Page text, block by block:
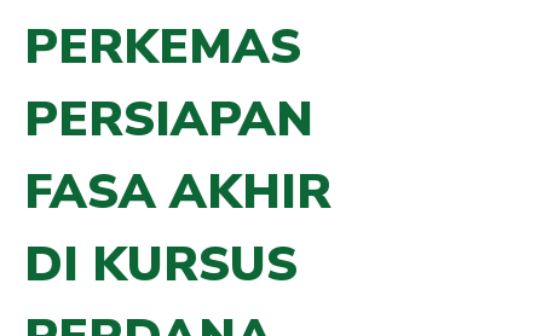
PERKEMAS
PERSIAPAN
FASA AKHIR
DI KURSUS